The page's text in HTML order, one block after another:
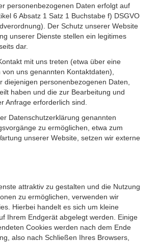
personenbezogenen Daten erfolgt auf
6 Absatz 1 Satz 1 Buchstabe f) DSGVO
Der Schutz unserer Website
unserer Dienste stellen ein legitimes
dar.
mit uns treten (etwa über eine
uns genannten Kontaktdaten),
diejenigen personenbezogenen Daten,
haben und die zur Bearbeitung und
Anfrage erforderlich sind.
Datenschutzerklärung genannten
zu ermöglichen, etwa zum
unserer Website, setzen wir externe
attraktiv zu gestalten und die Nutzung
zu ermöglichen, verwenden wir
Hierbei handelt es sich um kleine
Ihrem Endgerät abgelegt werden. Einige
Cookies werden nach dem Ende
also nach Schließen Ihres Browsers,